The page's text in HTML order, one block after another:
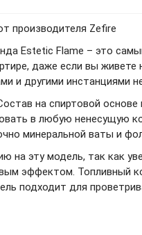
производителя Zefire
Estetic Flame – это
даже если вы
и другими инстанциями
на спиртовой
в любую ненесущую
минеральной ваты и
на эту модель, так как
эффектом. Топливный
подходит для